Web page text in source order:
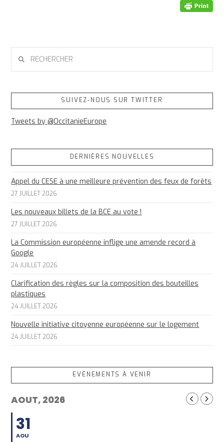
SUIVEZ-NOUS SUR TWITTER
Tweets by @OccitanieEurope
DERNIÈRES NOUVELLES
Appel du CESE à une meilleure prévention des feux de forêts
27 JUILLET 2026
Les nouveaux billets de la BCE au vote !
27 JUILLET 2026
La Commission européenne inflige une amende record à
Google
24 JUILLET 2026
Clarification des règles sur la composition des bouteilles
plastiques
24 JUILLET 2026
Nouvelle initiative citoyenne européenne sur le logement
24 JUILLET 2026
EVÈNEMENTS À VENIR
AOUT, 2026
31
AOU